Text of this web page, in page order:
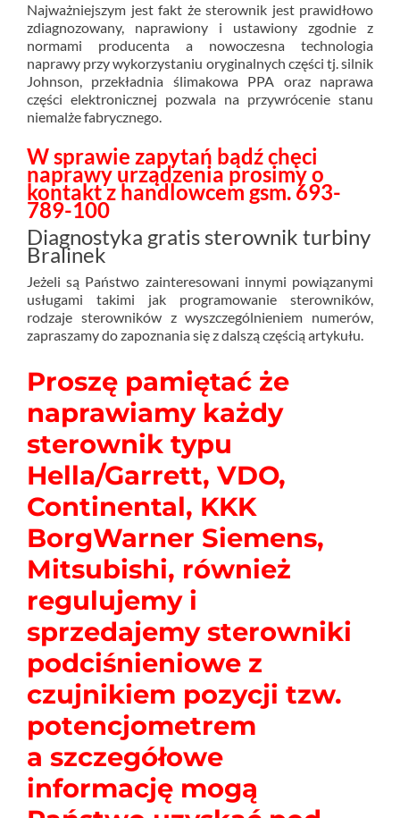
Najważniejszym jest fakt że sterownik jest prawidłowo
zdiagnozowany, naprawiony i ustawiony zgodnie z
normami producenta a nowoczesna technologia
naprawy przy wykorzystaniu oryginalnych części tj. silnik
Johnson, przekładnia ślimakowa PPA oraz naprawa
części elektronicznej pozwala na przywrócenie stanu
niemalże fabrycznego.
W sprawie zapytań bądź chęci
naprawy urządzenia prosimy o
kontakt z handlowcem gsm. 693-
789-100
Diagnostyka gratis sterownik turbiny
Bralinek
Jeżeli są Państwo zainteresowani innymi powiązanymi
usługami takimi jak programowanie sterowników,
rodzaje sterowników z wyszczególnieniem numerów,
zapraszamy do zapoznania się z dalszą częścią artykułu.
Proszę pamiętać że
naprawiamy każdy
sterownik typu
Hella/Garrett, VDO,
Continental, KKK
BorgWarner Siemens,
Mitsubishi, również
regulujemy i
sprzedajemy sterowniki
podciśnieniowe z
czujnikiem pozycji tzw.
potencjometrem
a szczegółowe
informację mogą